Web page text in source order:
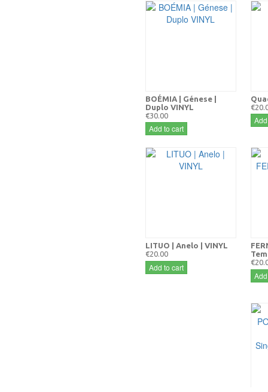
BOÉMIA | Génese |
Duplo VINYL
€30.00
Add to cart
LITUO | Anelo | VINYL
€20.00
Add to cart